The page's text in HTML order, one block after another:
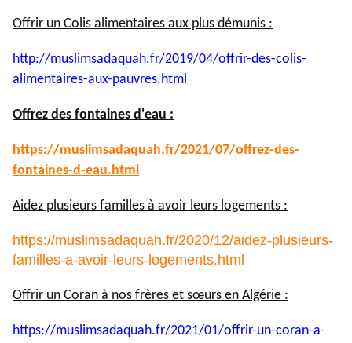
Offrir un Colis alimentaires aux plus démunis :
http://muslimsadaquah.fr/2019/04/offrir-des-colis-
alimentaires-aux-pauvres.html
Offrez des fontaines d'eau :
https://muslimsadaquah.fr/2021/07/offrez-des-
fontaines-d-eau.html
Aidez plusieurs familles à avoir leurs logements :
https://muslimsadaquah.fr/2020/12/aidez-plusieurs-
familles-a-avoir-leurs-logements.html
Offrir un Coran à nos frères et sœurs en Algérie :
https://muslimsadaquah.fr/2021/01/offrir-un-coran-a-